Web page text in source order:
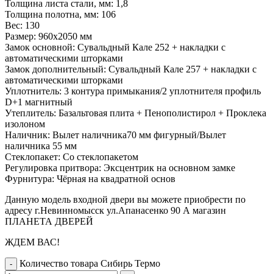
Толщина листа стали, мм: 1,8
Толщина полотна, мм: 106
Вес: 130
Размер: 960х2050 мм
Замок основной: Сувальдный Кале 252 + накладки с
автоматическими шторками
Замок дополнительный: Сувальдный Кале 257 + накладки с
автоматическими шторками
Уплотнитель: 3 контура примыкания/2 уплотнителя профиль
D+1 магнитный
Утеплитель: Базальтовая плита + Пенополистирол + Проклека
изолоном
Наличник: Вылет наличника70 мм фигурный/Вылет
наличника 55 мм
Стеклопакет: Со стеклопакетом
Регулировка притвора: Эксцентрик на основном замке
Фурнитура: Чёрная на квадратной основ
Данную модель входной двери вы можете приобрести по
адресу г.Невинномысск ул.Апанасенко 90 А магазин
ПЛАНЕТА ДВЕРЕЙ
ЖДЕМ ВАС!
Количество товара Сибирь Термо